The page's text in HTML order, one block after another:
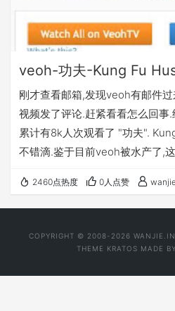
veoh-功夫-Kung Fu
刚才查看邮箱,发现veoh有邮件
视频发了评论.赶紧看看怎么回事
累计有8k人次观看了 "功夫".
不错滴.鉴于目前veoh被水产了,
众到底有那些啊。印象中第一时
100人次不到.呵呵.后来被自己误
2460点热度 0人点赞
COPYRIGHT © 2008-2026
THEME KRATOS MADE BY